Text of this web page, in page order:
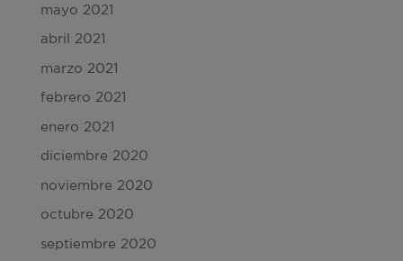
mayo 2021
abril 2021
marzo 2021
febrero 2021
enero 2021
diciembre 2020
noviembre 2020
octubre 2020
septiembre 2020